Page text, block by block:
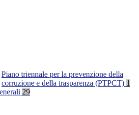
Piano triennale per la prevenzione della
corruzione e della trasparenza (PTPCT) 1
29